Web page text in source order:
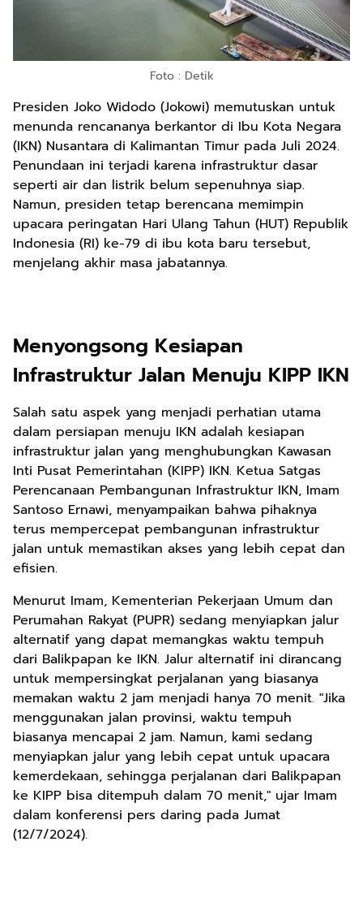
Foto : Detik
Presiden Joko Widodo (Jokowi) memutuskan untuk
menunda rencananya berkantor di Ibu Kota Negara
(IKN) Nusantara di Kalimantan Timur pada Juli 2024.
Penundaan ini terjadi karena infrastruktur dasar
seperti air dan listrik belum sepenuhnya siap.
Namun, presiden tetap berencana memimpin
upacara peringatan Hari Ulang Tahun (HUT) Republik
Indonesia (RI) ke-79 di ibu kota baru tersebut,
menjelang akhir masa jabatannya.
Menyongsong Kesiapan
Infrastruktur Jalan Menuju KIPP IKN
Salah satu aspek yang menjadi perhatian utama
dalam persiapan menuju IKN adalah kesiapan
infrastruktur jalan yang menghubungkan Kawasan
Inti Pusat Pemerintahan (KIPP) IKN. Ketua Satgas
Perencanaan Pembangunan Infrastruktur IKN, Imam
Santoso Ernawi, menyampaikan bahwa pihaknya
terus mempercepat pembangunan infrastruktur
jalan untuk memastikan akses yang lebih cepat dan
efisien.
Menurut Imam, Kementerian Pekerjaan Umum dan
Perumahan Rakyat (PUPR) sedang menyiapkan jalur
alternatif yang dapat memangkas waktu tempuh
dari Balikpapan ke IKN. Jalur alternatif ini dirancang
untuk mempersingkat perjalanan yang biasanya
memakan waktu 2 jam menjadi hanya 70 menit. "Jika
menggunakan jalan provinsi, waktu tempuh
biasanya mencapai 2 jam. Namun, kami sedang
menyiapkan jalur yang lebih cepat untuk upacara
kemerdekaan, sehingga perjalanan dari Balikpapan
ke KIPP bisa ditempuh dalam 70 menit," ujar Imam
dalam konferensi pers daring pada Jumat
(12/7/2024).